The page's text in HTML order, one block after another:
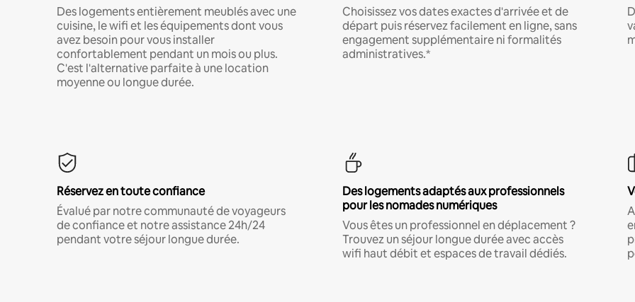
Des logements entièrement meublés avec une
cuisine, le wifi et les équipements dont vous
avez besoin pour vous installer
confortablement pendant un mois ou plus.
C'est l'alternative parfaite à une location
moyenne ou longue durée.
Choisissez vos dates exactes d'arrivée et de
départ puis réservez facilement en ligne, sans
engagement supplémentaire ni formalités
administratives.*
Réservez en toute confiance
Évalué par notre communauté de voyageurs
de confiance et notre assistance 24h/24
pendant votre séjour longue durée.
Des logements adaptés aux professionnels
pour les nomades numériques
Vous êtes un professionnel en déplacement ?
Trouvez un séjour longue durée avec accès
wifi haut débit et espaces de travail dédiés.